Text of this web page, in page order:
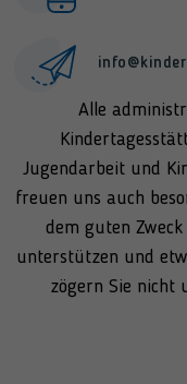
Alle
Jugendarbeit und
freuen uns auch
dem guten
unterstützen und
zögern Sie nicht